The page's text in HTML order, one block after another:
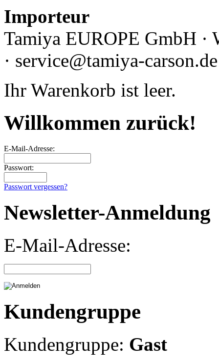
Importeur
Tamiya EUROPE GmbH ·
· service@tamiya-
Ihr Warenkorb ist leer.
Willkommen zurück!
E-Mail-Adresse:
Passwort:
Passwort vergessen?
Newsletter-Anmeldung
E-Mail-Adresse:
Kundengruppe
Kundengruppe: Gast